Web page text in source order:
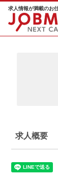
求人情報が満載のお
求人概要